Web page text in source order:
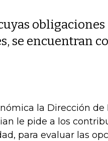
obligaciones
se encuentran
la Dirección de
le pide a los
para evaluar las